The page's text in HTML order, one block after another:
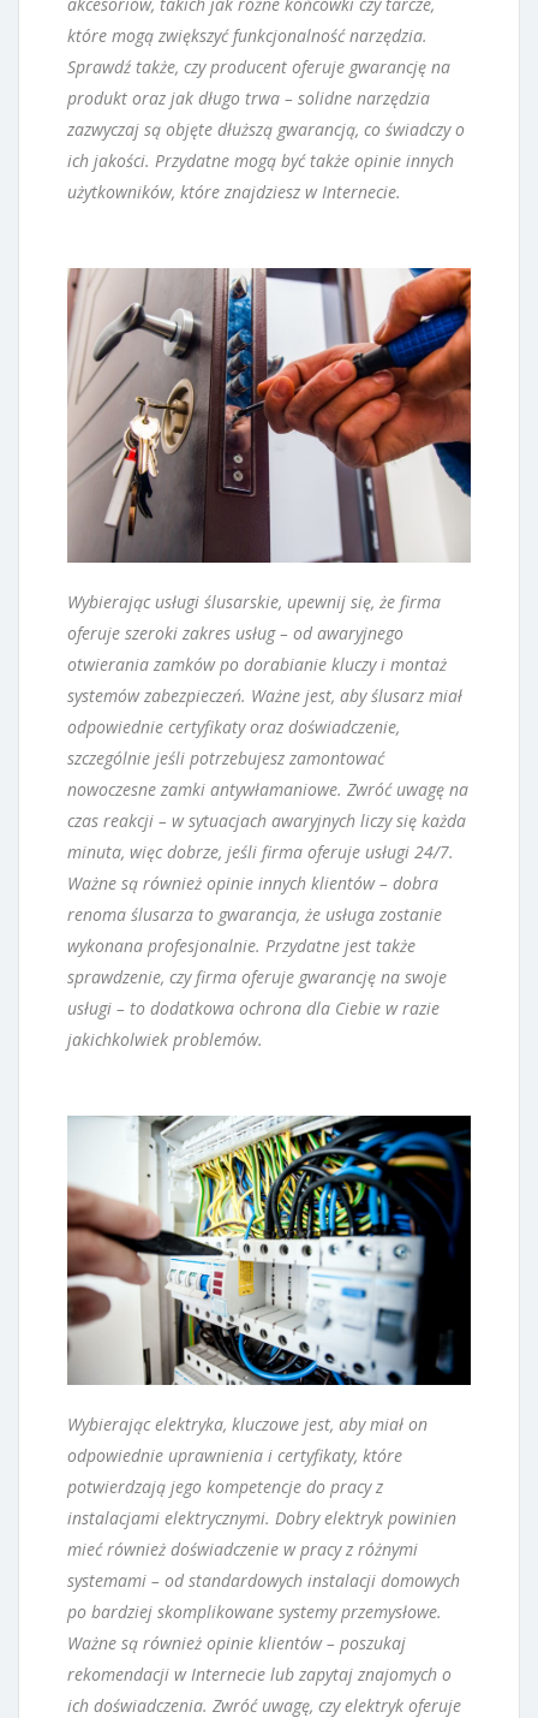
które mogą zwiększyć funkcjonalność narzędzia.
Sprawdź także, czy producent oferuje gwarancję na
produkt oraz jak długo trwa – solidne narzędzia
zazwyczaj są objęte dłuższą gwarancją, co świadczy o
ich jakości. Przydatne mogą być także opinie innych
użytkowników, które znajdziesz w Internecie.
Wybierając usługi ślusarskie, upewnij się, że firma
oferuje szeroki zakres usług – od awaryjnego
otwierania zamków po dorabianie kluczy i montaż
systemów zabezpieczeń. Ważne jest, aby ślusarz miał
odpowiednie certyfikaty oraz doświadczenie,
szczególnie jeśli potrzebujesz zamontować
nowoczesne zamki antywłamaniowe. Zwróć uwagę na
czas reakcji – w sytuacjach awaryjnych liczy się każda
minuta, więc dobrze, jeśli firma oferuje usługi 24/7.
Ważne są również opinie innych klientów – dobra
renoma ślusarza to gwarancja, że usługa zostanie
wykonana profesjonalnie. Przydatne jest także
sprawdzenie, czy firma oferuje gwarancję na swoje
usługi – to dodatkowa ochrona dla Ciebie w razie
jakichkolwiek problemów.
Wybierając elektryka, kluczowe jest, aby miał on
odpowiednie uprawnienia i certyfikaty, które
potwierdzają jego kompetencje do pracy z
instalacjami elektrycznymi. Dobry elektryk powinien
mieć również doświadczenie w pracy z różnymi
systemami – od standardowych instalacji domowych
po bardziej skomplikowane systemy przemysłowe.
Ważne są również opinie klientów – poszukaj
rekomendacji w Internecie lub zapytaj znajomych o
ich doświadczenia. Zwróć uwagę, czy elektryk oferuje